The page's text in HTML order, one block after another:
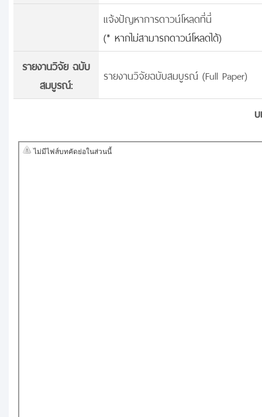
แจ้งปัญหาการดาวน์โหลดที่นี่
(* หากไม่สามารถดาวน์โหลดได้)
รายงานวิจัย ฉบับ
สมบูรณ์:
รายงานวิจัยฉบับสมบูรณ์ (Full Paper)